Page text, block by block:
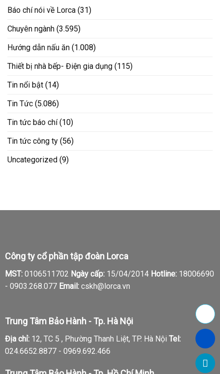
Báo chí nói về Lorca (31)
Chuyên ngành (3.595)
Hướng dẫn nấu ăn (1.008)
Thiết bị nhà bếp- Điện gia dụng (115)
Tin nổi bật (14)
Tin Tức (5.086)
Tin tức báo chí(10)
Tin tức công ty (56)
Uncategorized (9)
Công ty cổ phần tập đoàn Lorca
MST:0106511702 Ngày cấp:15/04/2014 Hotline:18006690
- 0903.268.077 Email:cskh@lorca.vn
Trung Tâm Bảo Hành - Tp. Hà Nội
Địa chỉ:12, TC 5 , Phường Thanh Liệt, TP. Hà Nội Tel:
024.6652.8877 - 0969.692.466